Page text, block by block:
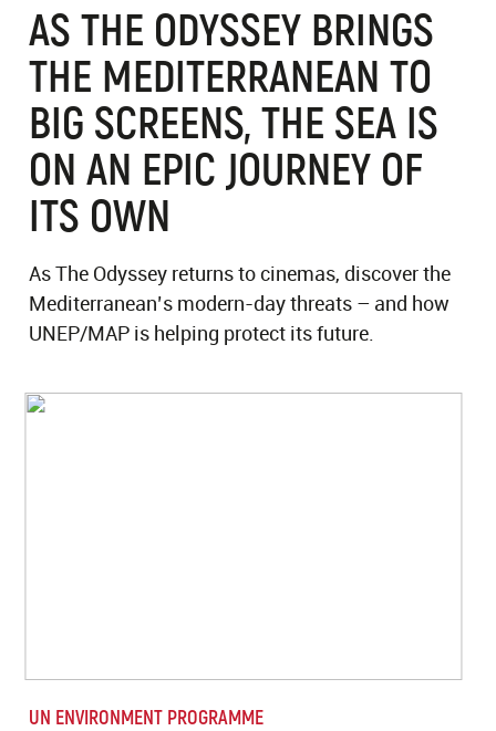
AS THE ODYSSEY BRINGS
THE MEDITERRANEAN TO
BIG SCREENS, THE SEA IS
ON AN EPIC JOURNEY OF
ITS OWN
As The Odyssey returns to cinemas, discover the
Mediterranean’s modern-day threats – and how
UNEP/MAP is helping protect its future.
UN ENVIRONMENT PROGRAMME